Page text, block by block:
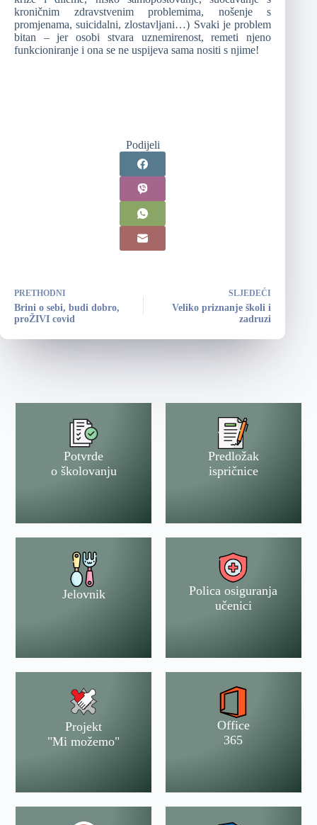
kroničnim zdravstvenim problemima, nošenje s
promjenama, suicidalni, zlostavljani…) Svaki je problem
bitan – jer osobi stvara uznemirenost, remeti njeno
funkcioniranje i ona se ne uspijeva sama nositi s njime!
Podijeli
PRETHODNI
Brini o sebi, budi dobro,
proŽIVI covid
SLJEDEĆI
Veliko priznanje školi i
zadruzi
Potvrde
o školovanju
Predložak
ispričnice
Jelovnik
Polica osiguranja
učenici
Projekt
"Mi možemo"
Office
365